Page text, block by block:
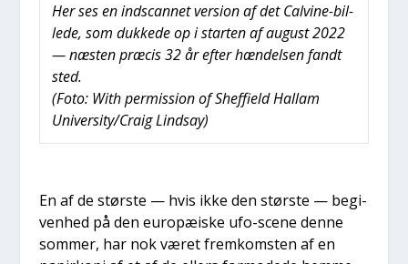
Her ses en indscan­net ver­sion af det Cal­vi­ne-bil­
le­de, som duk­ke­de op i star­ten af august 2022
— næsten præ­cis 32 år efter hæn­del­sen fandt
sted.
(Foto: With per­mis­sion of Shef­fi­eld Hal­lam
University/Craig Lindsay)
En af de stør­ste — hvis ikke den stør­ste — begi­
ven­hed på den euro­pæ­i­ske ufo-sce­ne den­ne
som­mer, har nok været frem­kom­sten af en